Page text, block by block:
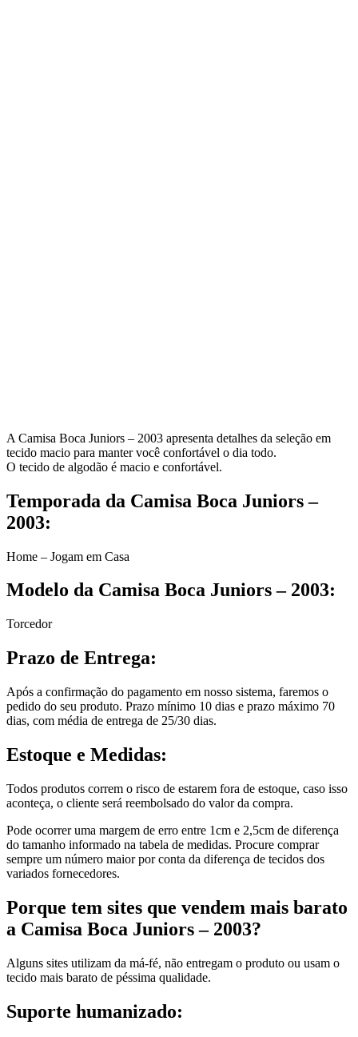
A Camisa Boca Juniors – 2003 apresenta detalhes da seleção em
tecido macio para manter você confortável o dia todo.
O tecido de algodão é macio e confortável.
Temporada da Camisa Boca Juniors –
2003:
Home – Jogam em Casa
Modelo da Camisa Boca Juniors – 2003:
Torcedor
Prazo de Entrega:
Após a confirmação do pagamento em nosso sistema, faremos o
pedido do seu produto. Prazo mínimo 10 dias e prazo máximo 70
dias, com média de entrega de 25/30 dias.
Estoque e Medidas:
Todos produtos correm o risco de estarem fora de estoque, caso isso
aconteça, o cliente será reembolsado do valor da compra.
Pode ocorrer uma margem de erro entre 1cm e 2,5cm de diferença
do tamanho informado na tabela de medidas. Procure comprar
sempre um número maior por conta da diferença de tecidos dos
variados fornecedores.
Porque tem sites que vendem mais barato
a Camisa Boca Juniors – 2003?
Alguns sites utilizam da má-fé, não entregam o produto ou usam o
tecido mais barato de péssima qualidade.
Suporte humanizado: